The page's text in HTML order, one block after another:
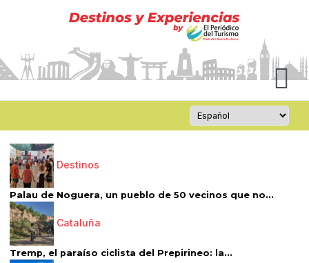
Destinos
Palau de Noguera, un pueblo de 50 vecinos que no...
Cataluña
Tremp, el paraíso ciclista del Prepirineo: la...